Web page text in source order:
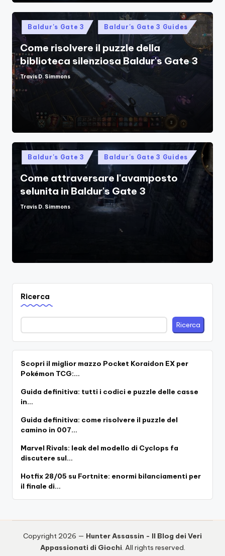
Posted
in
Baldur's Gate 3 Baldur's Gate 3 Guides
Come risolvere il puzzle della
biblioteca silenziosa Baldur's Gate 3
Posted
Travis D. Simmons
Posted
in
Baldur's Gate 3 Baldur's Gate 3 Guides
Come attraversare l'avamposto
selunita in Baldur's Gate 3
Posted
Travis D. Simmons
Ricerca
Ricerca
Scopri il miglior mazzo Pocket Koraidon EX per
Pokémon TCG:…
Guida definitiva: tutti i codici e puzzle delle casse
in…
Guida definitiva: come risolvere il puzzle del
camino in 007…
Marvel Rivals: leak del modello di Cyclops fa
discutere sul…
Hotfix 28/05 su Fortnite: enormi bilanciamenti per
il finale di…
Copyright 2026 — Hunter Assassin - Il Blog dei Veri
Appassionati di Giochi. All rights reserved.